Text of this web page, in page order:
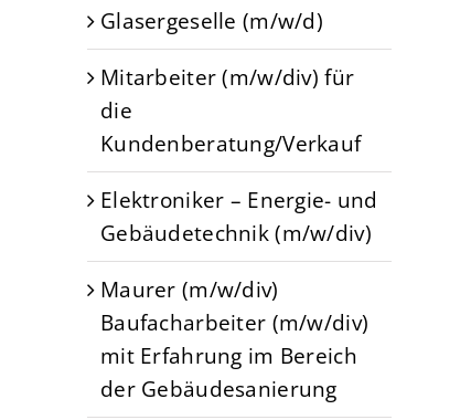
Glasergeselle (m/w/d)
Mitarbeiter (m/w/div) für
die
Kundenberatung/Verkauf
Elektroniker – Energie- und
Gebäudetechnik (m/w/div)
Maurer (m/w/div)
Baufacharbeiter (m/w/div)
mit Erfahrung im Bereich
der Gebäudesanierung